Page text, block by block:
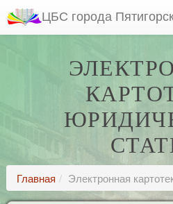
ЦБС города
Главная Электронная